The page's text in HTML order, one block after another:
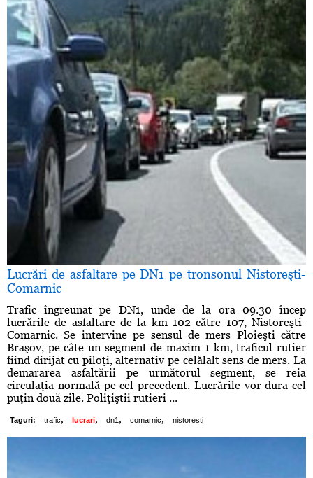
Lucrări de asfaltare pe DN1 pe tronsonul Nistoreşti-
Comarnic
Trafic îngreunat pe DN1, unde de la ora 09.30 încep
lucrările de asfaltare de la km 102 către 107, Nistoreşti-
Comarnic. Se intervine pe sensul de mers Ploieşti către
Braşov, pe câte un segment de maxim 1 km, traficul rutier
fiind dirijat cu piloţi, alternativ pe celălalt sens de mers. La
demararea asfaltării pe următorul segment, se reia
circulaţia normală pe cel precedent. Lucrările vor dura cel
puţin două zile. Poliţiştii rutieri ...
Taguri: trafic, lucrari, dn1, comarnic, nistoresti